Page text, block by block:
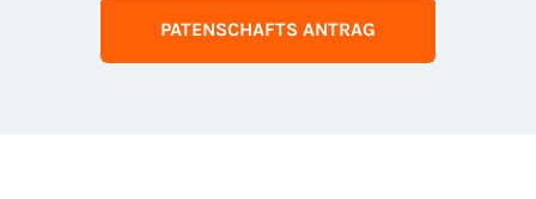
PATENSCHAFTS ANTRAG